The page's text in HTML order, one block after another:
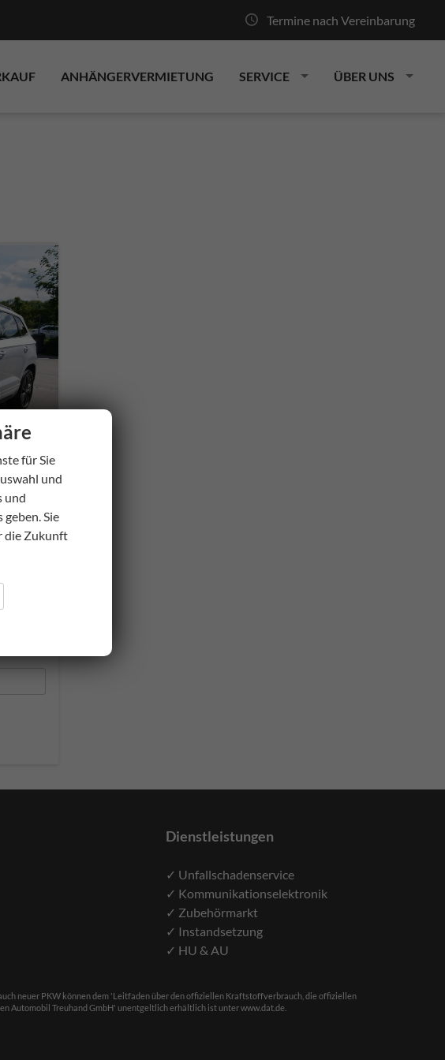
Termine nach Vereinbarung
ANHÄNGERVERMIETUNG SERVICE ÜBER UNS
Sportline 2.0 TSI 4x4 DSG DSG*KESSY*TEMPOMAT*PDC-HINTEN*SMARTLINK*LED*
Dienstleistungen
✓ Unfallschadenservice
✓ Kommunikationselektronik
✓ Zubehörmarkt
✓ Instandsetzung
✓ HU & AU
neuer PKW können dem 'Leitfaden über den offiziellen Kraftstoffverbrauch, die offiziellen
Automobil Treuhand GmbH' unentgeltlich erhältlich ist unter www.dat.de.
für Sie
und
und
Sie
die Zukunft